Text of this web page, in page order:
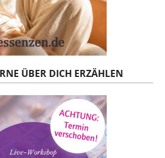
ÜBER DICH ERZÄHLEN